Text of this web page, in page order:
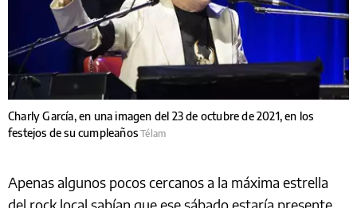
Charly García, en una imagen del 23 de octubre de 2021, en los
festejos de su cumpleañosTélam
Apenas algunos pocos cercanos a la máxima estrella